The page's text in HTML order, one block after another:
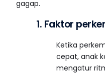
gagap.
1. Faktor
Ketika
cepat, anak
mengatur